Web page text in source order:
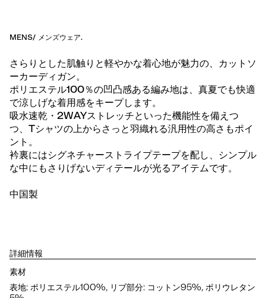
MENS/ メンズウェア.
さらりとした肌触りと軽やかな着心地が魅力の、カットソ
ーカーディガン。
ポリエステル100％の凹凸感ある編み地は、真夏でも快適
で涼しげな着用感をキープします。
吸水速乾・2WAYストレッチといった機能性を備えつ
つ、Tシャツの上からさっと羽織れる汎用性の高さもポイ
ント。
衿裏にはシグネチャーストライプテープを配し、シンプル
な中にもさりげないディテールが光るアイテムです。
中国製
詳細情報
素材
表地: ポリエステル100%, リブ部分: コットン95%, ポリウレタン